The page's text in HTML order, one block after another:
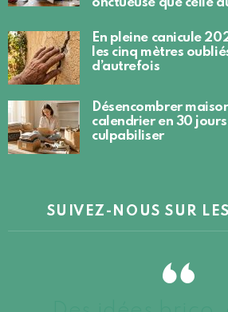
onctueuse que celle
En pleine canicule
les cinq mètres
d’autrefois
Désencombrer
calendrier en 30
culpabiliser
SUIVEZ-NOUS SUR